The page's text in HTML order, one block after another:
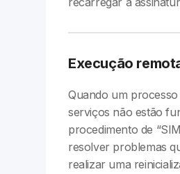
Execução
Quando um
serviços não estão
procedimento de
resolver problemas
realizar uma